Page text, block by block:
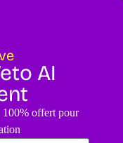
AI
100% offert pour